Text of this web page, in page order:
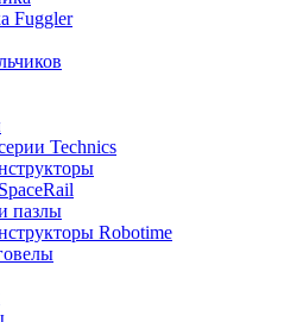
Fuggler
Technics
пазлы
Robotime